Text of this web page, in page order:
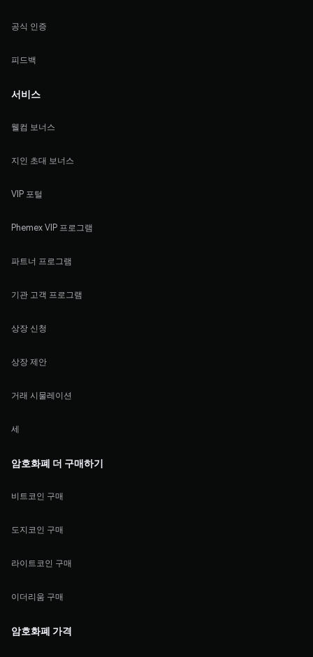
공식 인증
피드백
서비스
웰컴 보너스
지인 초대 보너스
VIP 포털
Phemex VIP 프로그램
파트너 프로그램
기관 고객 프로그램
상장 신청
상장 제안
거래 시물레이션
세
암호화폐 더 구매하기
비트코인 구매
도지코인 구매
라이트코인 구매
이더리움 구매
암호화폐 가격